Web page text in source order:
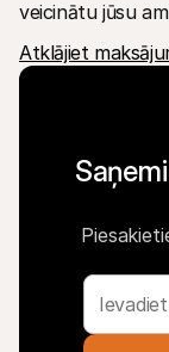
veicinātu jūsu
Atklājiet